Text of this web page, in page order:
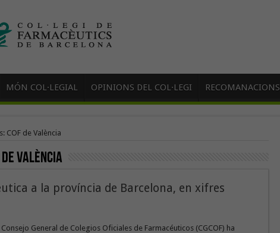
MÓN COL·LEGIAL OPINIONS DEL COL·LEGI RECOMANACIONS
COF de València
de València
a la província de Barcelona, en xifres
Consejo General de Colegios Oficiales de Farmacéuticos (CGCOF) ha